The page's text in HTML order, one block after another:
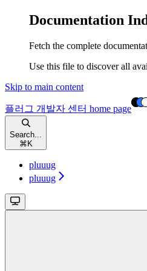
Documentation
Fetch the complete
Use this file to discover all
Skip to main content
플러그 개발자 센터 home page
Search...
⌘ K
pluuug
pluuug